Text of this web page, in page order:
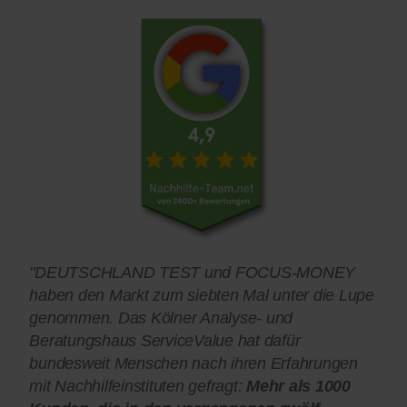
"DEUTSCHLAND TEST und FOCUS-MONEY
haben den Markt zum siebten Mal unter die Lupe
genommen. Das Kölner Analyse- und
Beratungshaus ServiceValue hat dafür
bundesweit Menschen nach ihren Erfahrungen
mit Nachhilfeinstituten gefragt: Mehr als 1000